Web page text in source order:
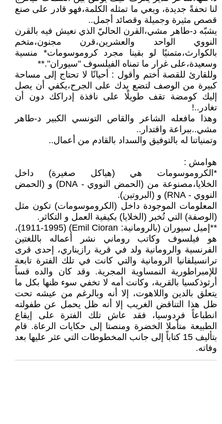
لنا تحفةً جديدة، ويعي ما تمثله الكلمة،فهو قادر على صنع
قصص مثيرة وجميلة وقصائد أجمل..
يشبّه د-طاهر مشي،القرن الحاليّ الذي نعيش فيه بالقرن
النووي الواحد والعشرين،قرن مجنون،متخم
بالكوارث،متمنيًا لو بقينا مجرد كروموسومات* منسية
وسعيدة،على غرار ما تمناه الفيلسوف "سيوران".**
وللقارئ للقصة أختم وأقول : أحيانًا لا تحتاج إلى مساحة
كبيرة من الوصف لتضع يدك على الجرح،يكفي أن يصل
إليك كومضة تقف طويلًا على نافذة إدراكك دون أن
تغادر..!
وهذا مافعله الشاعر والقاص التونسي الكبير د-طاهر
مشي..ببراعة واقتدار..
وتمنياتنا له بالتوفيق والسداد بالقادم من أعمال..
هوامش :
*الكروموسومات هي (هياكل صغيرة) داخل
الخلايا،مصنوعة من (الحمض النووي - DNA) و (الحمض
النووي - RNA) و (البروتين).
المعلومات الموجودة داخل (الكروموسومات) تكون مثل
(الوصفة) التي تُخبر (الخلايا) بكيفية العمل و التكاثر.
**إميل سيوران (بالرومانية: Emil Cioran)‏ (1911-1995)،
هو فيلسوف وكاتب روماني نشر أعماله باللغتين
الفرنسية والرومانية ولد في قرية رازيناري، إحدى قرى
ترانسيلفانيا الرومانية والتي كانت في تلك الفترة تابعة
للإمبراطورية النمساوية المجرية. وقد كان والده قساً
أرثوذكسيا بالقرية، وكانت أمه لا تخفي سوء ظنها بكل ما
يتعلق بالدين واللاهوت، إلا أنه وبالرغم من عيشه تحت
ظل هذا التناقض الغريب إلا أنه ظل يحمل عن طفولته
انطباعاً فردوسيا، فقد عاش تلك الفترة على إيقاع
الطبيعة متأملا الخضرة ومنصتا إلى حكايات الرعاة. قام
بتأليف 15 كتاباً إلى جانب المخطوطات التي عثر عليها بعد
وفاته.